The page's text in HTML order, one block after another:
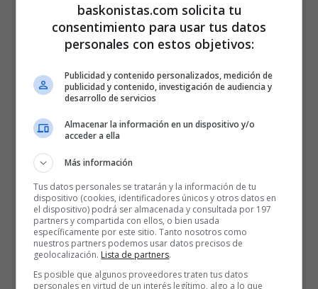
baskonistas.com solicita tu
consentimiento para usar tus datos
personales con estos objetivos:
Publicidad y contenido personalizados, medición de
publicidad y contenido, investigación de audiencia y
desarrollo de servicios
Almacenar la información en un dispositivo y/o
acceder a ella
Más información
Tus datos personales se tratarán y la información de tu
dispositivo (cookies, identificadores únicos y otros datos en
el dispositivo) podrá ser almacenada y consultada por 197
partners y compartida con ellos, o bien usada
específicamente por este sitio. Tanto nosotros como
nuestros partners podemos usar datos precisos de
geolocalización. Lista de partners.
Es posible que algunos proveedores traten tus datos
personales en virtud de un interés legítimo, algo a lo que